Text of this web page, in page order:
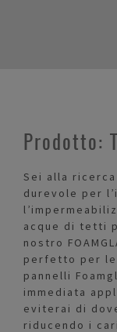
Prodotto:
Sei alla
durevole per
acque di tetti
nostro
perfetto per
pannelli
immediata
eviterai di
riducendo i